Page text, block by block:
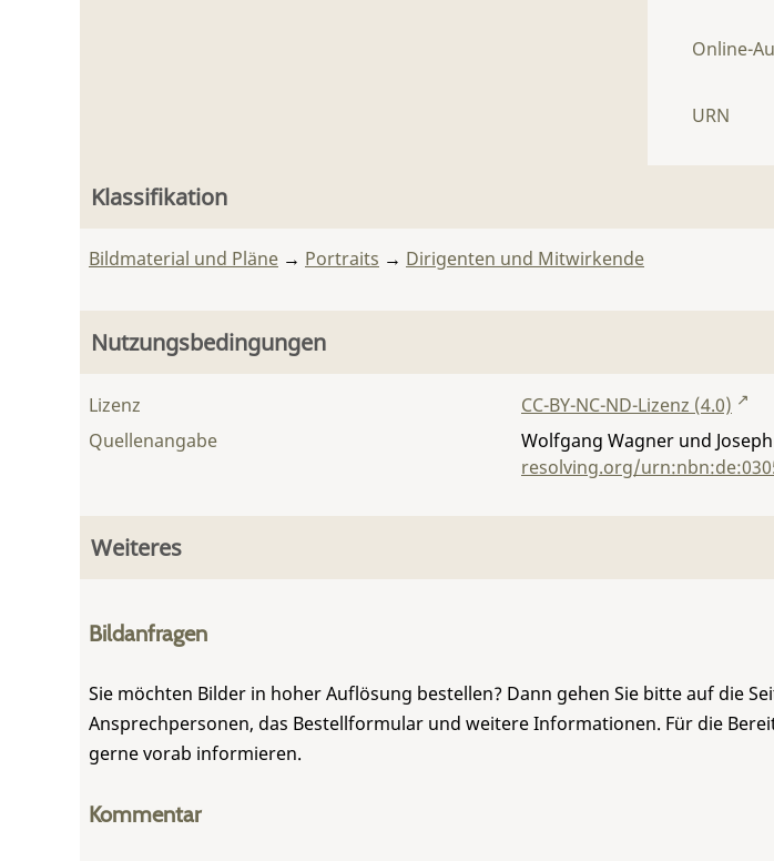
Online-
URN
Klassifikation
Bildmaterial und Pläne → Portraits → Dirigenten und Mitwirkende
Nutzungsbedingungen
Lizenz
CC-BY-NC-ND-Lizenz (4.0)
Quellenangabe
Wolfgang Wagner und
resolving.org/
Weiteres
Bildanfragen
Sie möchten Bilder in hoher Auflösung bestellen? Dann gehen Sie bitte auf die
Ansprechpersonen, das Bestellformular und weitere Informationen. Für die
gerne vorab informieren.
Kommentar